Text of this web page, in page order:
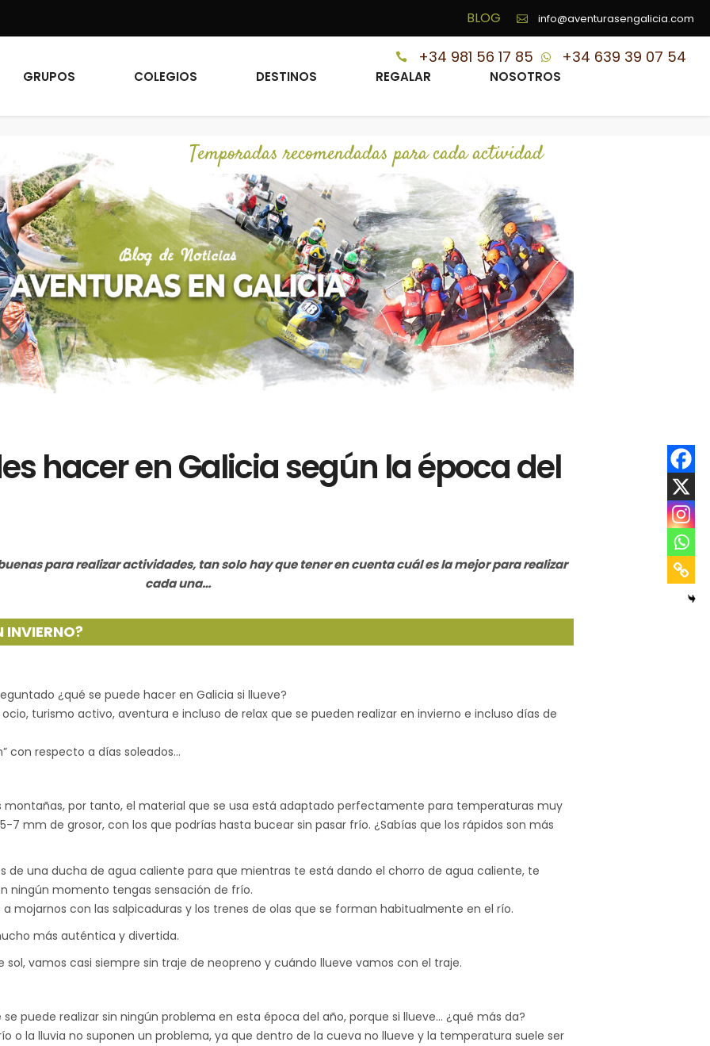
BLOG info@aventurasengalicia.com
GRUPOS COLEGIOS DESTINOS REGALAR NOSOTROS
+34 981 56 17 85 +34 639 39 07 54
Temporadas recomendadas para cada actividad
hacer en Galicia según la época del
para realizar actividades, tan solo hay que tener en cuenta cuál es la mejor para realizar
cada una…
INVIERNO?
¿qué se puede hacer en Galicia si llueve?
turismo activo, aventura e incluso de relax que se pueden realizar en invierno e incluso días de
con respecto a días soleados…
montañas, por tanto, el material que se usa está adaptado perfectamente para temperaturas muy
7 mm de grosor, con los que podrías hasta bucear sin pasar frío. ¿Sabías que los rápidos son más
de una ducha de agua caliente para que mientras te está dando el chorro de agua caliente, te
ningún momento tengas sensación de frío.
mojarnos con las salpicaduras y los trenes de olas que se forman habitualmente en el río.
más auténtica y divertida.
vamos casi siempre sin traje de neopreno y cuándo llueve vamos con el traje.
puede realizar sin ningún problema en esta época del año, porque si llueve… ¿qué más da?
o la lluvia no suponen un problema, ya que dentro de la cueva no llueve y la temperatura suele ser